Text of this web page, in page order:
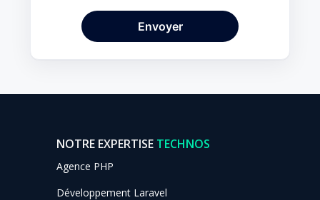
NOTRE EXPERTISE TECHNOS
Agence PHP
Développement Laravel